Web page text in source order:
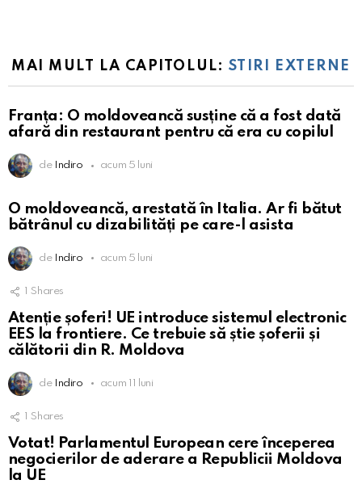
MAI MULT LA CAPITOLUL: STIRI EXTERNE
Franța: O moldoveancă susține că a fost dată
afară din restaurant pentru că era cu copilul
de Indiro acum 5 luni
O moldoveancă, arestată în Italia. Ar fi bătut
bătrânul cu dizabilități pe care-l asista
de Indiro acum 5 luni
1 Shares
Atenție șoferi! UE introduce sistemul electronic
EES la frontiere. Ce trebuie să știe șoferii și
călătorii din R. Moldova
de Indiro acum 11 luni
1 Shares
Votat! Parlamentul European cere începerea
negocierilor de aderare a Republicii Moldova
la UE